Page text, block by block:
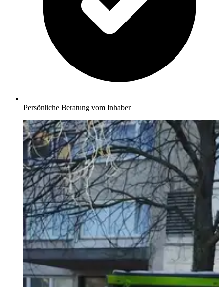
Persönliche Beratung vom Inhaber